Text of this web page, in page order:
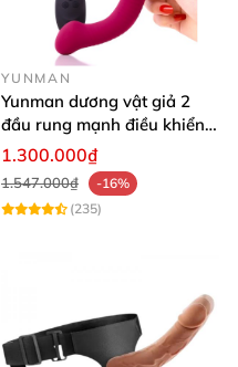
YUNMAN
Yunman dương vật giả 2
đầu rung mạnh điều khiển
không dây Les
1.300.000₫
1.547.000₫
-16%
(235)